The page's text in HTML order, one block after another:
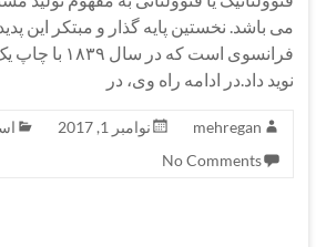
می باشد. نخستین پایه گذار و مبتکر این
فرانسوی است که
نوید داد.در ادامه راه وی، در
mehregan نوامبر 1, 2017
No Comments